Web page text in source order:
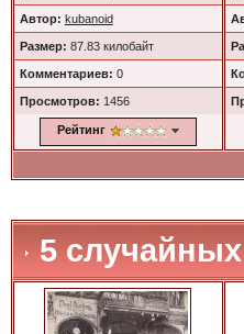
Автор: kubanoid
Размер: 87.83 килобайт
Комментариев: 0
Просмотров: 1456
Рейтинг
5